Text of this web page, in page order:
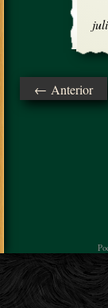
← Anterior